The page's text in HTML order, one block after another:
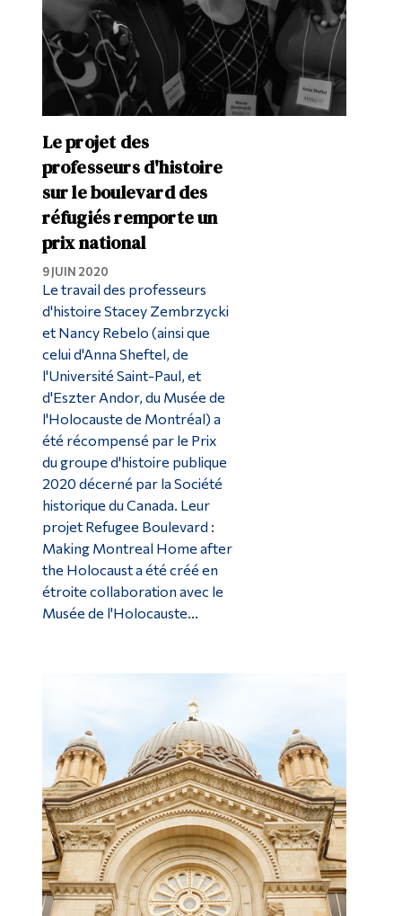
Le projet des
professeurs d'histoire
sur le boulevard des
réfugiés remporte un
prix national
9 JUIN 2020
Le travail des professeurs
d'histoire Stacey Zembrzycki
et Nancy Rebelo (ainsi que
celui d'Anna Sheftel, de
l'Université Saint-Paul, et
d'Eszter Andor, du Musée de
l'Holocauste de Montréal) a
été récompensé par le Prix
du groupe d'histoire publique
2020 décerné par la Société
historique du Canada. Leur
projet Refugee Boulevard :
Making Montreal Home after
the Holocaust a été créé en
étroite collaboration avec le
Musée de l'Holocauste...